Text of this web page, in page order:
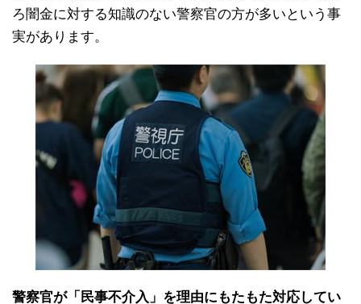
ろ闇金に対する知識のない警察官の方が多いという事
実があります。
警察官が「民事不介入」を理由にもたもた対応してい